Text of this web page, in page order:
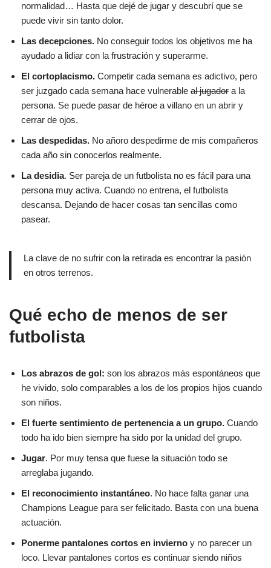
normalidad… Hasta que dejé de jugar y descubrí que se
puede vivir sin tanto dolor.
Las decepciones. No conseguir todos los objetivos me ha
ayudado a lidiar con la frustración y superarme.
El cortoplacismo. Competir cada semana es adictivo, pero
ser juzgado cada semana hace vulnerable al jugador a la
persona. Se puede pasar de héroe a villano en un abrir y
cerrar de ojos.
Las despedidas. No añoro despedirme de mis compañeros
cada año sin conocerlos realmente.
La desidia. Ser pareja de un futbolista no es fácil para una
persona muy activa. Cuando no entrena, el futbolista
descansa. Dejando de hacer cosas tan sencillas como
pasear.
La clave de no sufrir con la retirada es encontrar la pasión
en otros terrenos.
Qué echo de menos de ser
futbolista
Los abrazos de gol: son los abrazos más espontáneos que
he vivido, solo comparables a los de los propios hijos cuando
son niños.
El fuerte sentimiento de pertenencia a un grupo. Cuando
todo ha ido bien siempre ha sido por la unidad del grupo.
Jugar. Por muy tensa que fuese la situación todo se
arreglaba jugando.
El reconocimiento instantáneo. No hace falta ganar una
Champions League para ser felicitado. Basta con una buena
actuación.
Ponerme pantalones cortos en invierno y no parecer un
loco. Llevar pantalones cortos es continuar siendo niños